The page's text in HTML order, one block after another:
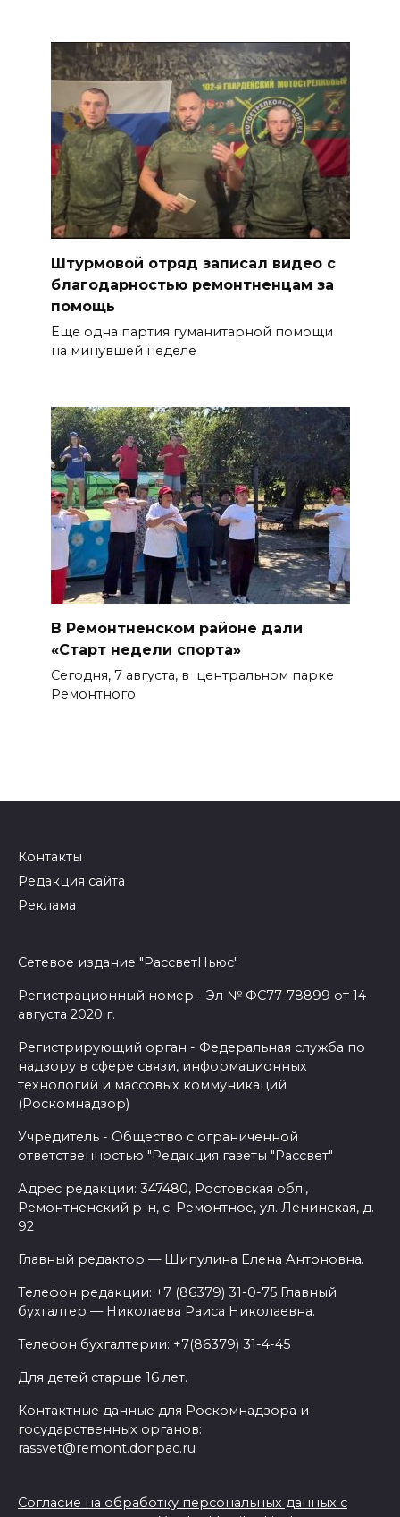
Штурмовой отряд записал видео с
благодарностью ремонтненцам за
помощь
Еще одна партия гуманитарной помощи
на минувшей неделе
В Ремонтненском районе дали
«Старт недели спорта»
Сегодня, 7 августа, в центральном парке
Ремонтного
Контакты
Редакция сайта
Реклама
Сетевое издание "РассветНьюс"
Регистрационный номер - Эл № ФС77-78899 от 14
августа 2020 г.
Регистрирующий орган - Федеральная служба по
надзору в сфере связи, информационных
технологий и массовых коммуникаций
(Роскомнадзор)
Учредитель - Общество с ограниченной
ответственностью "Редакция газеты "Рассвет"
Адрес редакции: 347480, Ростовская обл.,
Ремонтненский р-н, с. Ремонтное, ул. Ленинская, д.
92
Главный редактор — Шипулина Елена Антоновна.
Телефон редакции: +7 (86379) 31-0-75 Главный
бухгалтер — Николаева Раиса Николаевна.
Телефон бухгалтерии: +7(86379) 31-4-45
Для детей старше 16 лет.
Контактные данные для Роскомнадзора и
государственных органов:
rassvet@remont.donpac.ru
Согласие на обработку персональных данных с